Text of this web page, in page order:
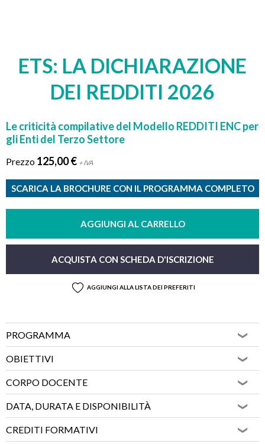
ETS: LA DICHIARAZIONE
DEI REDDITI 2026
Le criticità compilative del Modello REDDITI ENC per
gli Enti del Terzo Settore
Prezzo 125,00 € + IVA
SCARICA LA BROCHURE CON IL PROGRAMMA COMPLETO
AGGIUNGI AL CARRELLO
ACQUISTA CON SCHEDA D'ISCRIZIONE
AGGIUNGI ALLA LISTA DEI PREFERITI
PROGRAMMA
OBIETTIVI
CORPO DOCENTE
DATA, DURATA E DISPONIBILITÀ
CREDITI FORMATIVI